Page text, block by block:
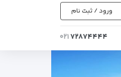
ورود / ثبت نام
۷۲۸۷۴۴۴۴۰۲۱